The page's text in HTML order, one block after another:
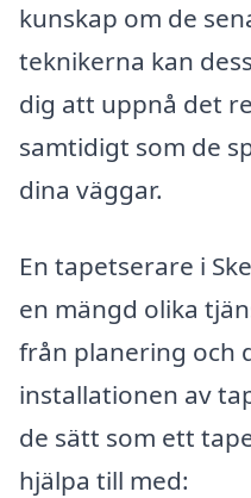
kunskap om de
teknikerna kan
dig att uppnå det
samtidigt som de
dina väggar.
En tapetserare i
en mängd olika
från planering och
installationen av
de sätt som ett
hjälpa till med: